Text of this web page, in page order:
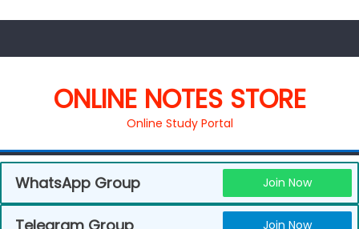
ONLINE NOTES STORE
Online Study Portal
WhatsApp Group Join Now
Telegram Group Join Now